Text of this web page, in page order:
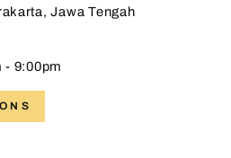
Jawa Tengah
- 9:00pm